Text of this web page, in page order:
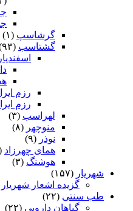
گرشاسپ (۱)
گشتاسب (۹۳)
اسفندیار
رزم
رزم
لهراسب (۳)
منوچهر (۸)
نوذر (۹)
هماى چهرزاد
هوشنگ (۳)
شهریار (۱۵۷)
گزیده اشعار شهریار
طب سنتی (۲۲)
گیاهان دارویی (۲۲)